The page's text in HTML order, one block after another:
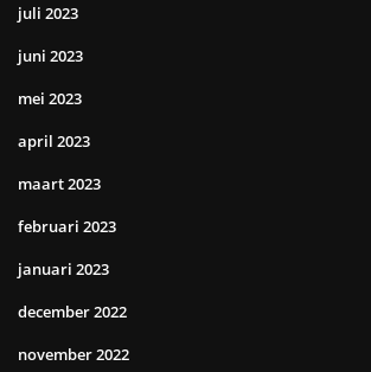
juli 2023
juni 2023
mei 2023
april 2023
maart 2023
februari 2023
januari 2023
december 2022
november 2022